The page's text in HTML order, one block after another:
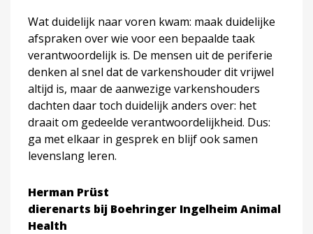
Wat duidelijk naar voren kwam: maak duidelijke
afspraken over wie voor een bepaalde taak
verantwoordelijk is. De mensen uit de periferie
denken al snel dat de varkenshouder dit vrijwel
altijd is, maar de aanwezige varkenshouders
dachten daar toch duidelijk anders over: het
draait om gedeelde verantwoordelijkheid. Dus:
ga met elkaar in gesprek en blijf ook samen
levenslang leren.
Herman Prüst
dierenarts bij Boehringer Ingelheim Animal
Health